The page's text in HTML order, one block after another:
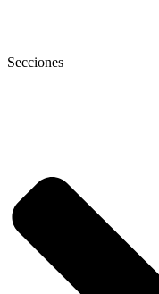
Secciones